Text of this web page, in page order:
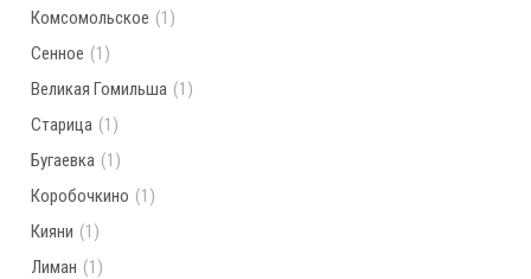
Комсомольское (1)
Сенное (1)
Великая Гомильша (1)
Старица (1)
Бугаевка (1)
Коробочкино (1)
Кияни (1)
Лиман (1)